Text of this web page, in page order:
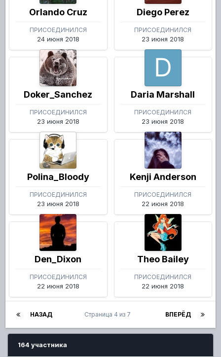
Orlando Cruz
ПРИСОЕДИНИЛСЯ
24 июня 2018
Diego Perez
ПРИСОЕДИНИЛСЯ
23 июня 2018
Doker_Sanchez
ПРИСОЕДИНИЛСЯ
23 июня 2018
Daria Marshall
ПРИСОЕДИНИЛСЯ
23 июня 2018
Polina_Bloody
ПРИСОЕДИНИЛСЯ
23 июня 2018
Kenji Anderson
ПРИСОЕДИНИЛСЯ
22 июня 2018
Den_Dixon
ПРИСОЕДИНИЛСЯ
22 июня 2018
Theo Bailey
ПРИСОЕДИНИЛСЯ
22 июня 2018
НАЗАД ВПЕРЁД
Страница 4 из 7
164 участника